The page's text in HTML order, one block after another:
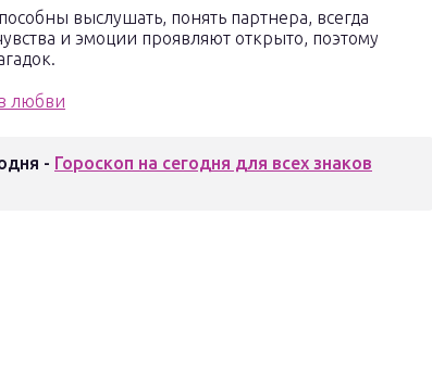
выслушать, понять партнера, всегда
и эмоции проявляют открыто, поэтому
- Гороскоп на сегодня для всех знаков